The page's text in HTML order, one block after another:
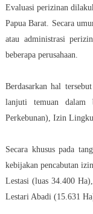
Evaluasi perizinan
Papua Barat. Secara
atau administrasi
beberapa perusahaan.
Berdasarkan hal
lanjuti temuan dalam
Perkebunan), Izin
Secara khusus pada
kebijakan pencabutan
Lestasi (luas 34.400
Lestari Abadi (15.631